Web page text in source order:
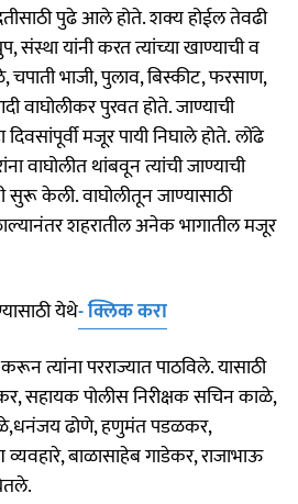
पुढे आले होते. शक्य होईल तेवढी
संस्था यांनी करत त्यांच्या खाण्याची व
चपाती भाजी, पुलाव, बिस्कीट, फरसाण,
वाघोलीकर पुरवत होते. जाण्याची
मजूर पायी निघाले होते. लोंढे
वाघोलीत थांबवून त्यांची जाण्याची
सुरू केली. वाघोलीतून जाण्यासाठी
शहरातील अनेक भागातील मजूर
येथे- क्लिक करा
त्यांना परराज्यात पाठविले. यासाठी
सहायक पोलीस निरीक्षक सचिन काळे,
ढोणे, हणुमंत पडळकर,
बाळासाहेब गाडेकर, राजाभाऊ